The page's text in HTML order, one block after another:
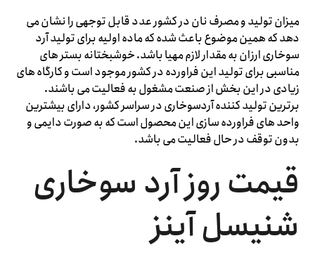
میزان تولید و مصرف نان در کشور عدد قابل توجهی را نشان می
دهد که همین موضوع باعث شده که ماده اولیه برای تولید آرد
سوخاری ارزان به مقدار لازم مهیا باشد. خوشبختانه بستر های
مناسبی برای تولید این فراورده در کشور موجود است و کارگاه های
زیادی در این بخش از صنعت مشغول به فعالیت می باشند.
برترین تولید کننده آردسوخاری در سراسر کشور، دارای بیشترین
واحد های فراورده سازی این محصول است که به صورت دایمی و
بدون توقف در حال فعالیت می باشد.
قیمت روز آرد سوخاری
شنیسل آینز